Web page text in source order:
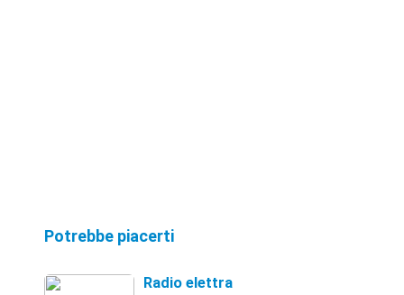
Potrebbe piacerti
Radio elettra